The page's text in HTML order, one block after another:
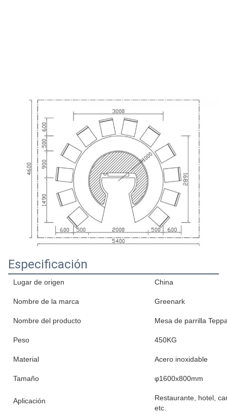
Especificación
Lugar de origen China
Nombre de la marca Greenark
Nombre del producto Mesa de parrilla
Peso 450KG
Material Acero inoxidable
Tamaño φ1600x800mm
Aplicación
Restaurante, hotel,
etc.